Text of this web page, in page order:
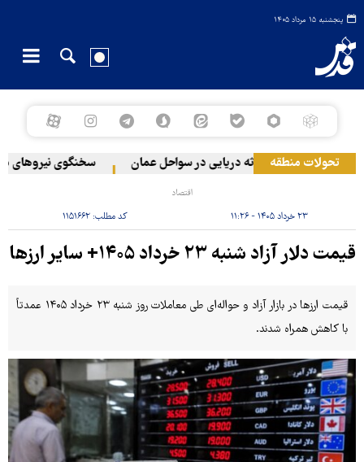
پنجشنبه ۱۵ مرداد ۱۴۰۵
تحولات منطقه
وقوع حادثه دریایی در سواحل عمان سخنگوی نیروهای
اقتصاد
۲۳ خرداد ۱۴۰۵ - ۱۱:۲۶ کد مطلب: ۱۱۵۱۶۶۲
قیمت دلار آزاد شنبه ۲۳ خرداد ۱۴۰۵+ سایر ارزها
قیمت ارزها در بازار آزاد و حواله‌ای طی معاملات روز شنبه ۲۳ خرداد ۱۴۰۵ عمدتاً
با کاهش همراه شدند.